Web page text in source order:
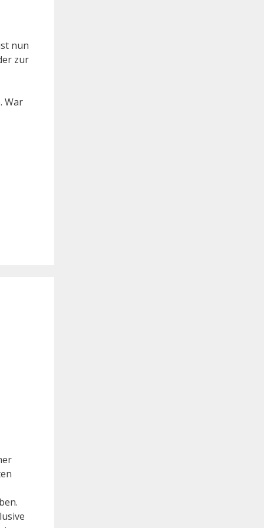
nun
zur
War